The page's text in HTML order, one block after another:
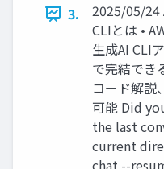
3.
2025/05/24
CLIとは •
生成AI CLI
で完結でき
コード解説
可能 Did
the last
current
chat --